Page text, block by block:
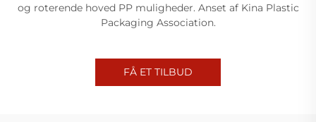
og roterende hoved PP muligheder. Anset af Kina Plastic
Packaging Association.
FÅ ET TILBUD